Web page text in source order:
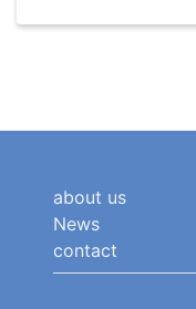
about us
News
contact